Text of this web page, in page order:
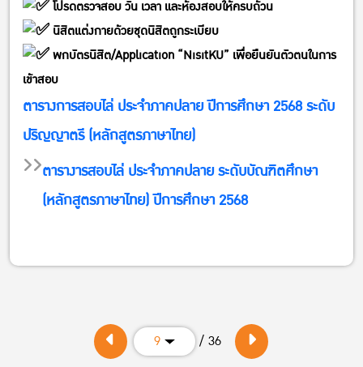
โปรดตรวจสอบ วัน เวลา และห้องสอบให้ครบถ้วน
นิสิตแต่งกายด้วยชุดนิสิตถูกระเบียบ
พกบัตรนิสิต/Application “NisitKU” เพื่อยืนยันตัวตนในการ
เข้าสอบ
ตารางการสอบไล่ ประจำภาคปลาย ปีการศึกษา 2568 ระดับ
ปริญญาตรี (หลักสูตรภาษาไทย)
ตารางารสอบไล่ ประจำภาคปลาย ระดับบัณฑิตศึกษา
(หลักสูตรภาษาไทย) ปีการศึกษา 2568
9 / 36